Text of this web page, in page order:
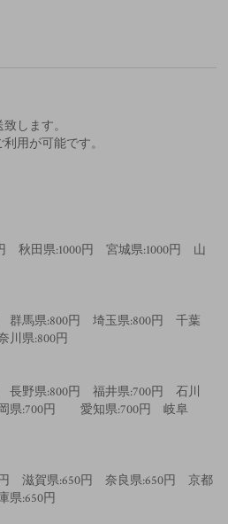
します。
用が可能です。
秋田県:1000円 宮城県:1000円 山
群馬県:800円 埼玉県:800円 千葉
県:800円
長野県:800円 福井県:700円 石川
県:700円 愛知県:700円 岐阜
滋賀県:650円 奈良県:650円 京都
:650円